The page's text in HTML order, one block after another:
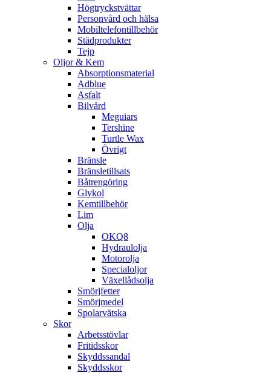
Högtryckstvättar
Personvård och hälsa
Mobiltelefontillbehör
Städprodukter
Tejp
Oljor & Kem
Absorptionsmaterial
Adblue
Asfalt
Bilvård
Meguiars
Tershine
Turtle Wax
Övrigt
Bränsle
Bränsletillsats
Båtrengöring
Glykol
Kemtillbehör
Lim
Olja
OKQ8
Hydraulolja
Motorolja
Specialoljor
Växellådsolja
Smörjfetter
Smörjmedel
Spolarvätska
Skor
Arbetsstövlar
Fritidsskor
Skyddssandal
Skyddsskor